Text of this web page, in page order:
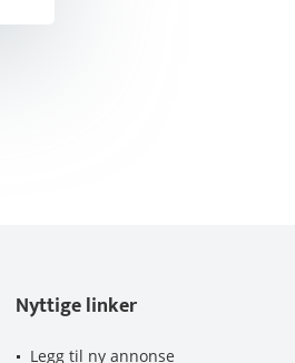
Nyttige linker
Legg til ny annonse